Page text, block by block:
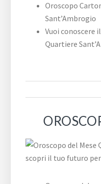
Oroscopo
Sant’Ambrogio
Vuoi conoscere
Quartiere